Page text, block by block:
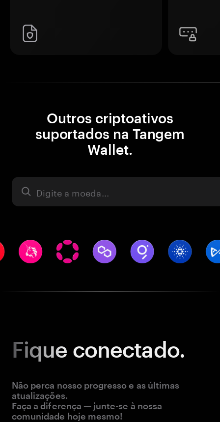
Outros criptoativos
suportados na Tangem
Wallet.
Ativo
Fique conectado.
Não perca nosso progresso e as últimas
atualizações.
Faça a diferença — junte-se à nossa
comunidade hoje mesmo!